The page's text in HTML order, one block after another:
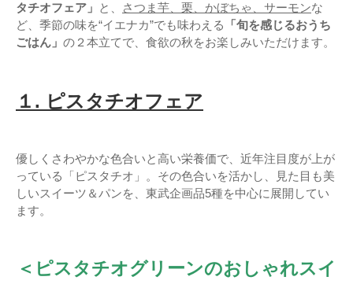
タチオフェア」 と、 さつま芋、栗、かぼちゃ、サーモンな
ど、季節の味を“イエナカ”でも味わえる
「旬を感じるおうち
ごはん」 の２本立てで、食欲の秋をお楽しみいただけます。
１. ピスタチオフェア
優しくさわやかな色合いと高い栄養価で、近年注目度が上が
っている「ピスタチオ」。その色合いを活かし、見た目も美
しいスイーツ＆パンを、東武企画品5種を中心に展開してい
ます。
＜ピスタチオグリーンのおしゃれスイ